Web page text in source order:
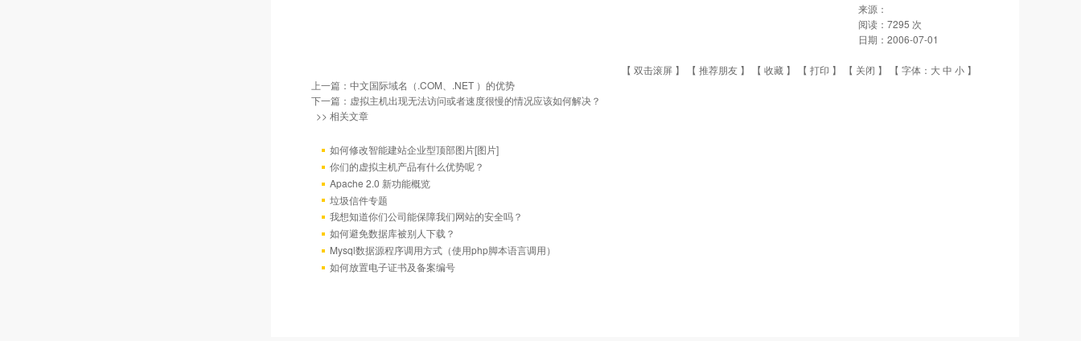
来源：
阅读： 7295 次
日期： 2006-07-01
【 双击滚屏 】 【 推荐朋友 】 【 收藏 】 【 打印 】 【 关闭 】 【 字体： 大中 小 】
上一篇： 中文国际域名（.COM、.NET ）的优势
下一篇： 虚拟主机出现无法访问或者速度很慢的情况应该如何解决？
>> 相关文章
如何修改智能建站企业型顶部图片[图片]
你们的虚拟主机产品有什么优势呢？
Apache 2.0 新功能概览
垃圾信件专题
我想知道你们公司能保障我们网站的安全吗？
如何避免数据库被别人下载？
Mysql数据源程序调用方式（使用php脚本语言调用）
如何放置电子证书及备案编号